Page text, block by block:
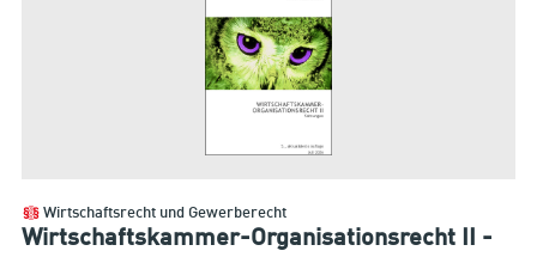
Wirtschaftsrecht und Gewerberecht
Wirtschaftskammer-Organisationsrecht II -